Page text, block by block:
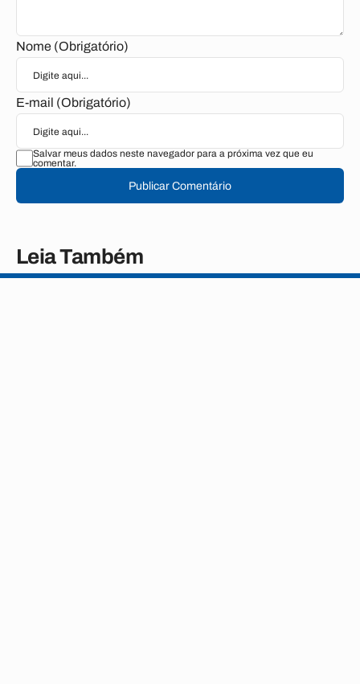
Nome (Obrigatório)
E-mail (Obrigatório)
Salvar meus dados neste navegador para a próxima vez que eu
comentar.
Publicar Comentário
Leia Também